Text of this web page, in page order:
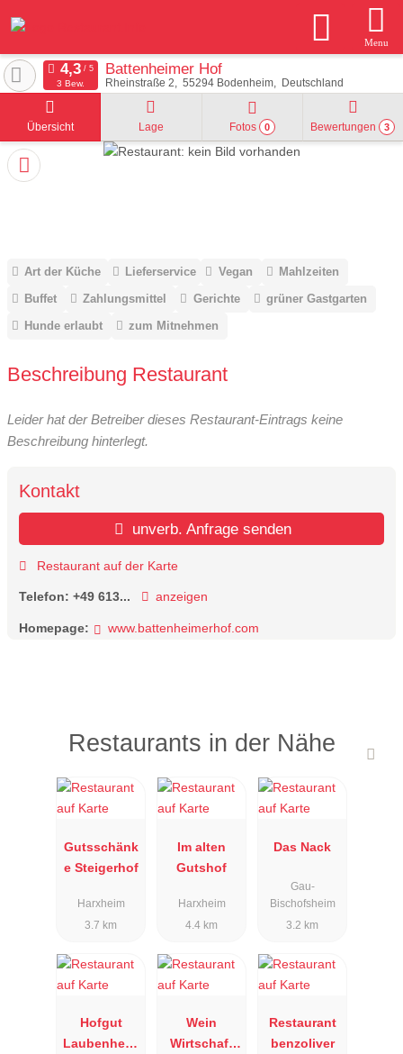
Menu
Battenheimer Hof
Rheinstraße 2 55294 Bodenheim Deutschland
3 Bew.
Übersicht Lage Fotos 0 Bewertungen 3
Art der Küche Lieferservice Vegan
Mahlzeiten
Buffet
Zahlungsmittel Gerichte
grüner Gastgarten
Hunde erlaubt
zum Mitnehmen
Beschreibung Restaurant
Leider hat der Betreiber dieses Restaurant-Eintrags keine
Beschreibung hinterlegt.
Kontakt
unverb. Anfrage senden
Restaurant auf der Karte
Telefon: +49 613... anzeigen
Homepage: www.battenheimerhof.com
Restaurants in der Nähe
Gutsschänk
e Steigerhof
Harxheim
3.7 km
Im alten
Gutshof
Harxheim
4.4 km
Das Nack
Gau-
Bischofsheim
3.2 km
Hofgut
Laubenheim
Wein
Wirtschaft
Restaurant
benzoliver